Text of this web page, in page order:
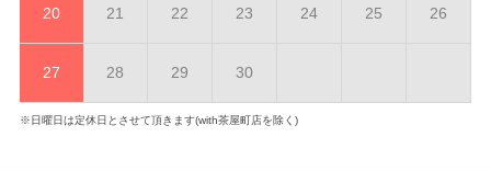
20 21 22 23 24 25 26
27 28 29 30
※日曜日は定休日とさせて頂きます(with茶屋町店を除く)